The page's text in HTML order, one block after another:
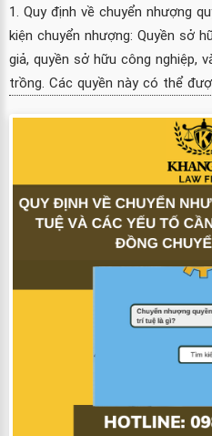
1. Quy định về chuyển
kiện chuyển nhượng: Quyền sở
giả, quyền sở hữu công nghiệp,
trồng. Các quyền này có thể